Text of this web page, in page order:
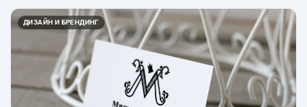
ДИЗАЙН И БРЕНДИНГ